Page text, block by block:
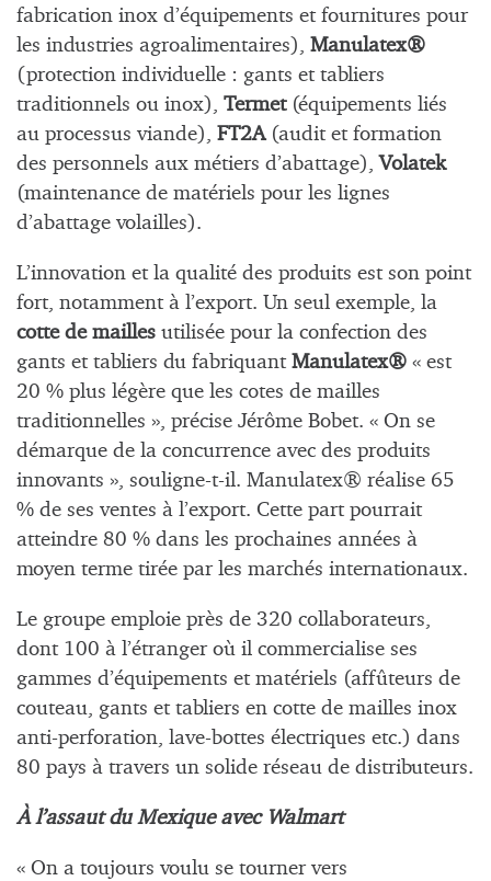
fabrication inox d’équipements et fournitures pour
les industries agroalimentaires), Manulatex®
(protection individuelle : gants et tabliers
traditionnels ou inox), Termet(équipements liés
au processus viande), FT2A (audit et formation
des personnels aux métiers d’abattage),Volatek
(maintenance de matériels pour les lignes
d’abattage volailles).
L’innovation et la qualité des produits est son point
fort, notamment à l’export. Un seul exemple, la
cotte de mailles utilisée pour la confection des
gants et tabliers du fabriquant Manulatex® « est
20 % plus légère que les cotes de mailles
traditionnelles », précise Jérôme Bobet. « On se
démarque de la concurrence avec des produits
innovants », souligne-t-il. Manulatex® réalise 65
% de ses ventes à l’export. Cette part pourrait
atteindre 80 % dans les prochaines années à
moyen terme tirée par les marchés internationaux.
Le groupe emploie près de 320 collaborateurs,
dont 100 à l’étranger où il commercialise ses
gammes d’équipements et matériels (affûteurs de
couteau, gants et tabliers en cotte de mailles inox
anti-perforation, lave-bottes électriques etc.) dans
80 pays à travers un solide réseau de distributeurs.
À l’assaut du Mexique avec Walmart
« On a toujours voulu se tourner vers